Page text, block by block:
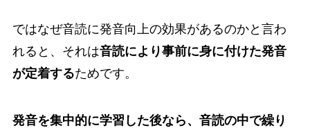
ではなぜ音読に発音向上の効果があるのかと言わ
れると、それは音読により事前に身に付けた発音
が定着するためです。
発音を集中的に学習した後なら、音読の中で繰り